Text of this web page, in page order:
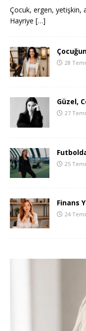
Çocuk, ergen, yetişkin,
Hayriye […]
28
Güzel,
27
25
Finans
24